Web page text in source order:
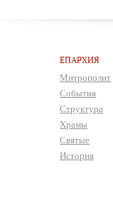
ЕПАРХИЯ
Митрополит
События
Структура
Храмы
Святые
История